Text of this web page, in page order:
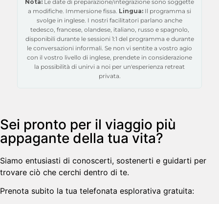
Nota: Le date di preparazione/integrazione sono soggette
a modifiche. Immersione fissa. Lingua: Il programma si
svolge in inglese. I nostri facilitatori parlano anche
tedesco, francese, olandese, italiano, russo e spagnolo,
disponibili durante le sessioni 1:1 del programma e durante
le conversazioni informali. Se non vi sentite a vostro agio
con il vostro livello di inglese, prendete in considerazione
la possibilità di unirvi a noi per un'esperienza retreat
privata.
Sei pronto per il viaggio più
appagante della tua vita?
Siamo entusiasti di conoscerti, sostenerti e guidarti per
trovare ciò che cerchi dentro di te.
Prenota subito la tua telefonata esplorativa gratuita: